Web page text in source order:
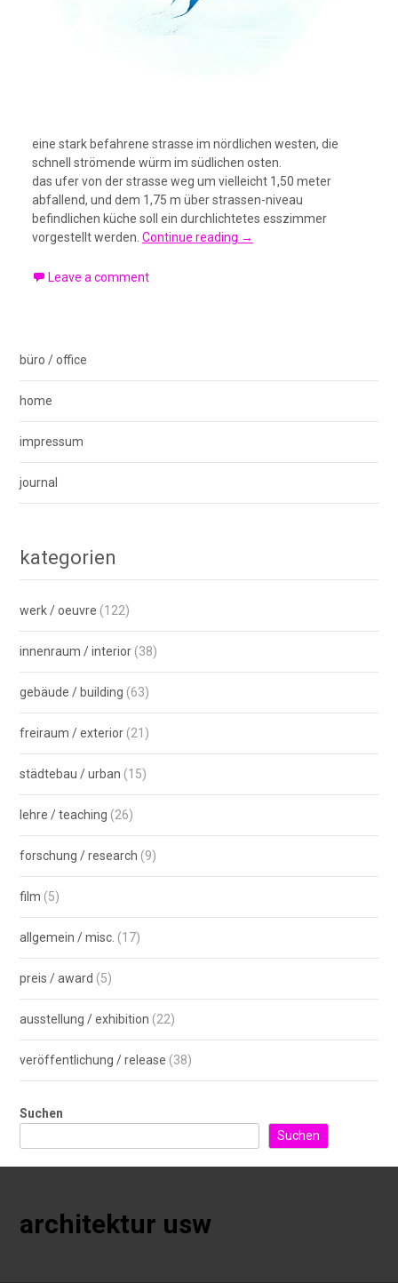
eine stark befahrene strasse im nördlichen westen, die
schnell strömende würm im südlichen osten.
das ufer von der strasse weg um vielleicht 1,50 meter
abfallend, und dem 1,75 m über strassen-niveau
befindlichen küche soll ein durchlichtetes esszimmer
vorgestellt werden. Continue reading →
Leave a comment
büro / office
home
impressum
journal
kategorien
werk / oeuvre (122)
innenraum / interior (38)
gebäude / building (63)
freiraum / exterior (21)
städtebau / urban (15)
lehre / teaching (26)
forschung / research (9)
film (5)
allgemein / misc. (17)
preis / award (5)
ausstellung / exhibition (22)
veröffentlichung / release (38)
Suchen
Suchen
architektur usw